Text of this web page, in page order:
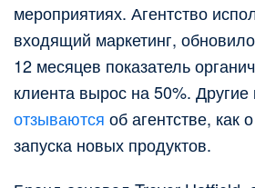
мероприятиях. Агентство
входящий маркетинг,
12 месяцев показатель
клиента вырос на 50%. Другие
отзываются об агентстве,
запуска новых продуктов.